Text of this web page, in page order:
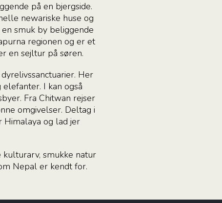
på en bjergside.
newariske huse og
smuk by beliggende
regionen og er et
en sejltur på søren.
Her
I kan også
Fra Chitwan rejser
omgivelser. Deltag i
Himalaya og lad jer
smukke natur
Nepal er kendt for.